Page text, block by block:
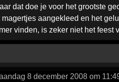
dat doe je voor het grootste
aangekleed en het
vinden, is zeker niet het
8 december 2008 om